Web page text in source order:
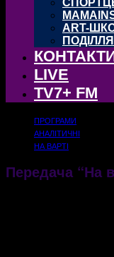
ART-
LIVE
TV7+ FM
ПРОГРАМИ
АНАЛІТИЧНІ
НА ВАРТІ
Передача “На